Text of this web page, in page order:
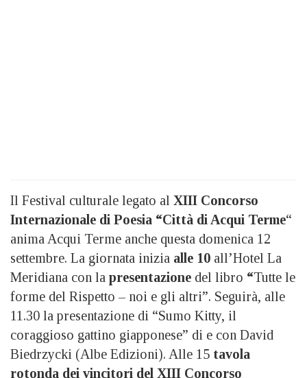
Il Festival culturale legato al XIII Concorso
Internazionale di Poesia “Città di Acqui Terme“
anima Acqui Terme anche questa domenica 12
settembre. La giornata inizia alle 10 all’Hotel La
Meridiana con la presentazione del libro “Tutte le
forme del Rispetto – noi e gli altri”. Seguirà, alle
11.30 la presentazione di “Sumo Kitty, il
coraggioso gattino giapponese” di e con David
Biedrzycki (Albe Edizioni). Alle 15 tavola
rotonda dei vincitori del XIII Concorso